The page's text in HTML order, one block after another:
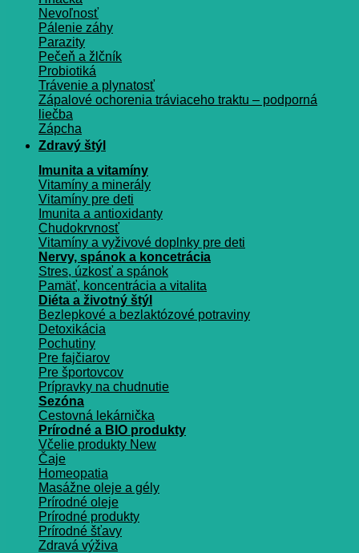
Nevoľnosť
Pálenie záhy
Parazity
Pečeň a žlčník
Probiotiká
Trávenie a plynatosť
Zápalové ochorenia tráviaceho traktu – podporná
liečba
Zápcha
Zdravý štýl
Imunita a vitamíny
Vitamíny a minerály
Vitamíny pre deti
Imunita a antioxidanty
Chudokrvnosť
Vitamíny a vyživové doplnky pre deti
Nervy, spánok a koncetrácia
Stres, úzkosť a spánok
Pamäť, koncentrácia a vitalita
Diéta a životný štýl
Bezlepkové a bezlaktózové potraviny
Detoxikácia
Pochutiny
Pre fajčiarov
Pre športovcov
Prípravky na chudnutie
Sezóna
Cestovná lekárnička
Prírodné a BIO produkty
Včelie produkty
Čaje
Homeopatia
Masážne oleje a gély
Prírodné oleje
Prírodné produkty
Prírodné šťavy
Zdravá výživa